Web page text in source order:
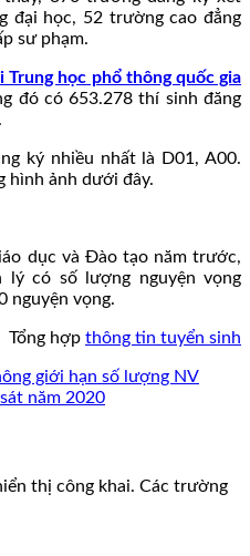
đại học, 52 trường cao đẳng
sư phạm.
Trung học phổ thông quốc gia
đó có 653.278 thí sinh đăng
ký nhiều nhất là D01, A00.
hình ảnh dưới đây.
dục và Đào tạo năm trước,
lý có số lượng nguyện vọng
nguyện vọng.
Tổng hợp thông tin tuyển sinh
giới hạn số lượng NV
năm 2020
thị công khai. Các trường